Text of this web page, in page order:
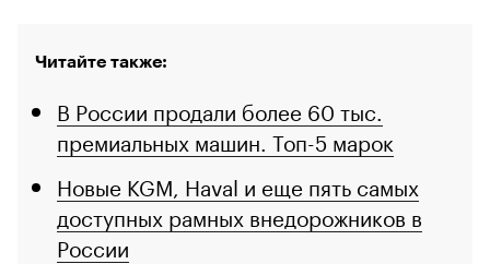
Читайте также:
В России продали более 60 тыс.
премиальных машин. Топ-5 марок
Новые KGM, Haval и еще пять самых
доступных рамных внедорожников в
России